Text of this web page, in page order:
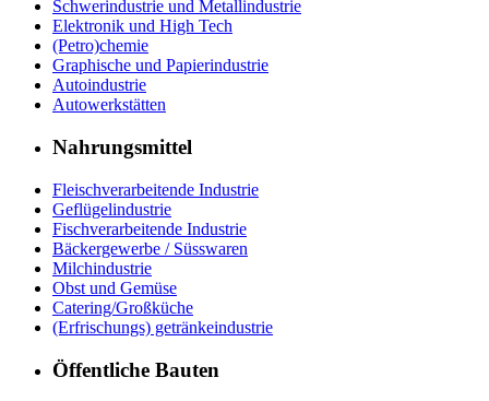
Schwerindustrie und Metallindustrie
Elektronik und High Tech
(Petro)chemie
Graphische und Papierindustrie
Autoindustrie
Autowerkstätten
Nahrungsmittel
Fleischverarbeitende Industrie
Geflügelindustrie
Fischverarbeitende Industrie
Bäckergewerbe / Süsswaren
Milchindustrie
Obst und Gemüse
Catering/Großküche
(Erfrischungs) getränkeindustrie
Öffentliche Bauten